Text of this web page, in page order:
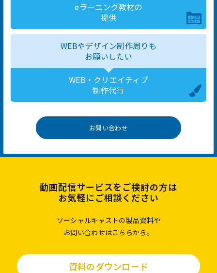
eラーニング教材の
提供
WEBやデザイン制作周りも
お願いしたい
WEB・クリエイティブ
制作代行
お問い合わせ
動画配信サービスをご検討の方は
お気軽にご相談ください
ソーシャルキャストの製品資料や
お問い合わせはこちらから。
資料のダウンロード